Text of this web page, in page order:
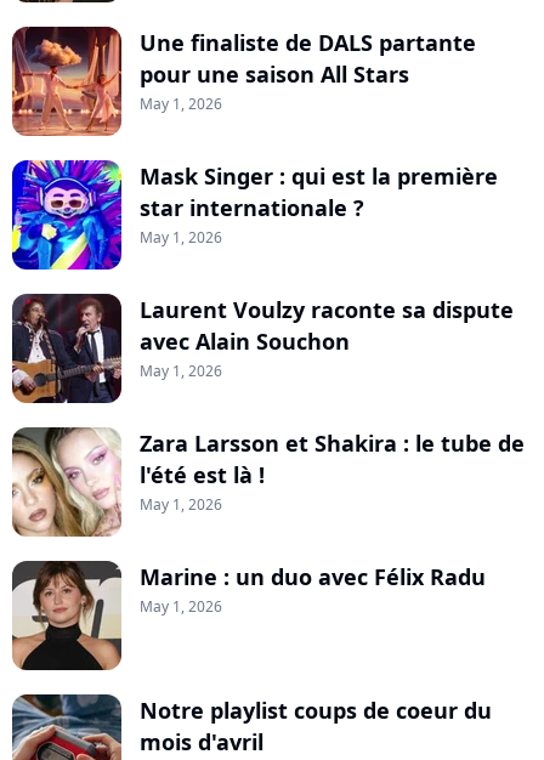
Une finaliste de DALS partante
pour une saison All Stars
May 1, 2026
Mask Singer : qui est la première
star internationale ?
May 1, 2026
Laurent Voulzy raconte sa dispute
avec Alain Souchon
May 1, 2026
Zara Larsson et Shakira : le tube de
l'été est là !
May 1, 2026
Marine : un duo avec Félix Radu
May 1, 2026
Notre playlist coups de coeur du
mois d'avril